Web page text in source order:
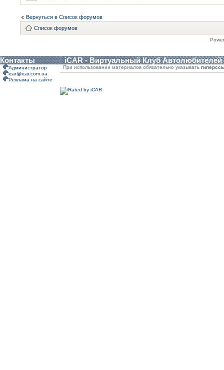
Вернуться в Список форумов
Список форумов
Контакты iCAR - Виртуальный Клуб Автолюбителей
Администратор
icar@icar.com.ua
Реклама на сайте
При использовании материалов обязательно указывать